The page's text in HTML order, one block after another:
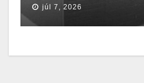
júl 7, 2026